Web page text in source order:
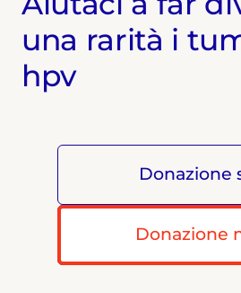
una rarità i
hpv
Donazione
Donazione